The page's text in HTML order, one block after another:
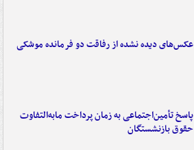
عکس‌های دیده نشده از رفاقت دو فرمانده‌ موشکی
پاسخ تأمین‌اجتماعی به زمان پرداخت مابه‌التفاوت
حقوق بازنشستگان